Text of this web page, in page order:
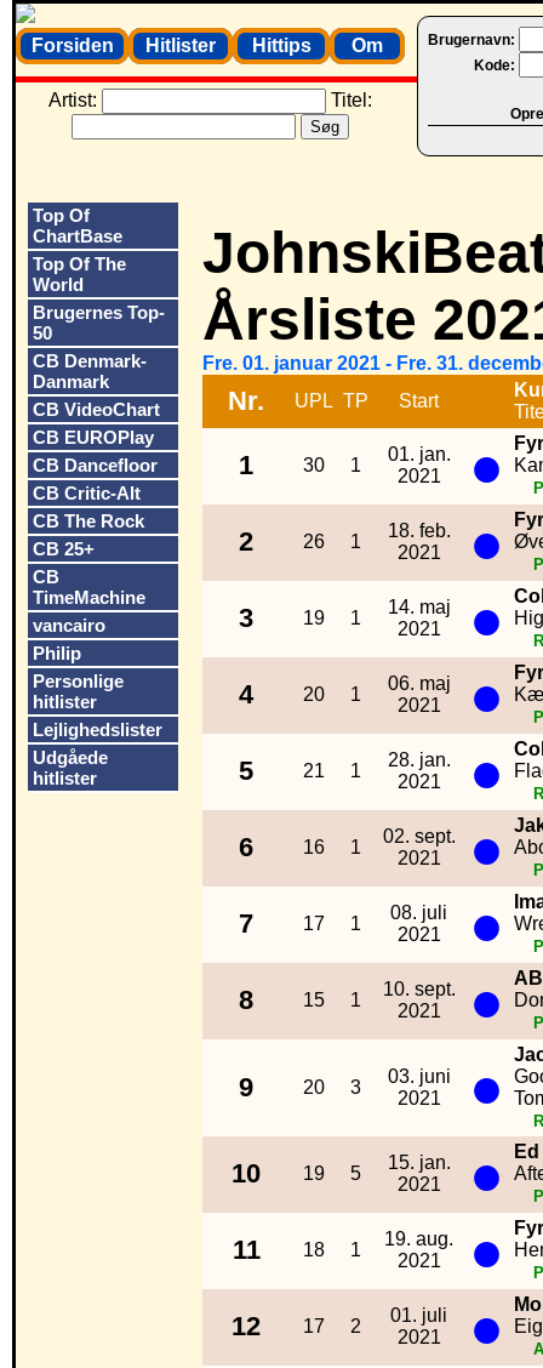
Brugernavn:
Kode:
Forsiden Hitlister Hittips Om
Artist: Titel:
Top Of
ChartBase
Top Of The
World
Brugernes Top-
50
CB Denmark-
Danmark
CB VideoChart
CB EUROPlay
CB Dancefloor
CB Critic-Alt
CB The Rock
CB 25+
CB
TimeMachine
vancairo
Philip
Personlige
hitlister
Lejlighedslister
Udgåede
hitlister
Årsliste
Fre. 01. januar 2021 - Fre. 31.
Nr. UPL TP Start
1 30 1
01. jan.
2021
●
2 26 1
18. feb.
2021
●
3 19 1
14. maj
2021
●
4 20 1
06. maj
2021
●
5 21 1
28. jan.
2021
●
6 16 1
02. sept.
2021
●
7 17 1
08. juli
2021
●
8 15 1
10. sept.
2021
●
9 20 3
03. juni
2021
●
10 19 5
15. jan.
2021
●
11 18 1
19. aug.
2021
●
12 17 2
01. juli
2021
●